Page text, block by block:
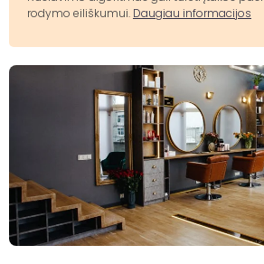
rodymo eiliškumui. Daugiau informacijos